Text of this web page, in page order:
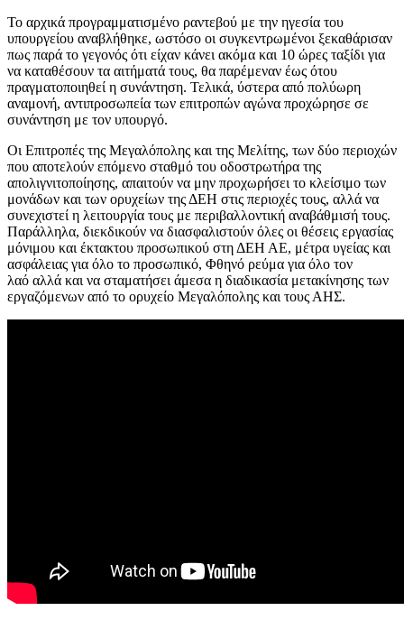
Το αρχικά προγραμματισμένο ραντεβού με την ηγεσία του
υπουργείου αναβλήθηκε, ωστόσο οι συγκεντρωμένοι ξεκαθάρισαν
πως παρά το γεγονός ότι είχαν κάνει ακόμα και 10 ώρες ταξίδι για
να καταθέσουν τα αιτήματά τους, θα παρέμεναν έως ότου
πραγματοποιηθεί η συνάντηση. Τελικά, ύστερα από πολύωρη
αναμονή, αντιπροσωπεία των επιτροπών αγώνα προχώρησε σε
συνάντηση με τον υπουργό.
Οι Επιτροπές της Μεγαλόπολης και της Μελίτης, των δύο περιοχών
που αποτελούν επόμενο σταθμό του οδοστρωτήρα της
απολιγνιτοποίησης, απαιτούν να μην προχωρήσει το κλείσιμο των
μονάδων και των ορυχείων της ΔΕΗ στις περιοχές τους, αλλά να
συνεχιστεί η λειτουργία τους με περιβαλλοντική αναβάθμισή τους.
Παράλληλα, διεκδικούν να διασφαλιστούν όλες οι θέσεις εργασίας
μόνιμου και έκτακτου προσωπικού στη ΔΕΗ ΑΕ, μέτρα υγείας και
ασφάλειας για όλο το προσωπικό, Φθηνό ρεύμα για όλο τον
λαό αλλά και να σταματήσει άμεσα η διαδικασία μετακίνησης των
εργαζόμενων από το ορυχείο Μεγαλόπολης και τους ΑΗΣ.